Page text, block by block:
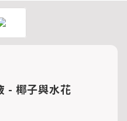
- 椰子與水花